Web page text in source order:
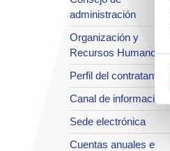
administración
Organización y
Recursos Humanos
Perfil del contratante
Canal de información
Sede electrónica
Cuentas anuales e